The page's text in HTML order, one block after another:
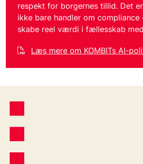
respekt for borgernes tillid. Det
ikke bare handler om compliance
skabe reel værdi i fællesskab
Læs mere om KOMBITs AI-